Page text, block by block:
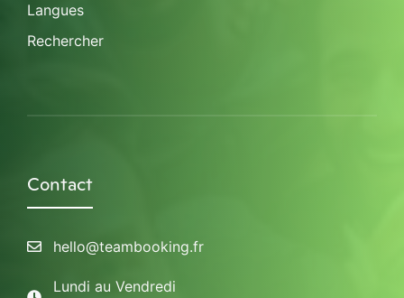
Langues
Rechercher
Contact
hello@teambooking.fr
Lundi au Vendredi